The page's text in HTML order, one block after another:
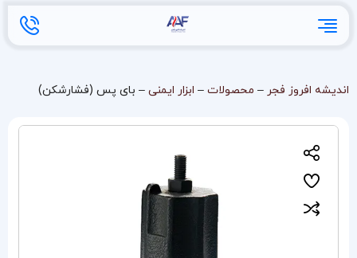
اندیشه افروز فجر – محصولات – ابزار ایمنی – بای پس (فشارشکن)